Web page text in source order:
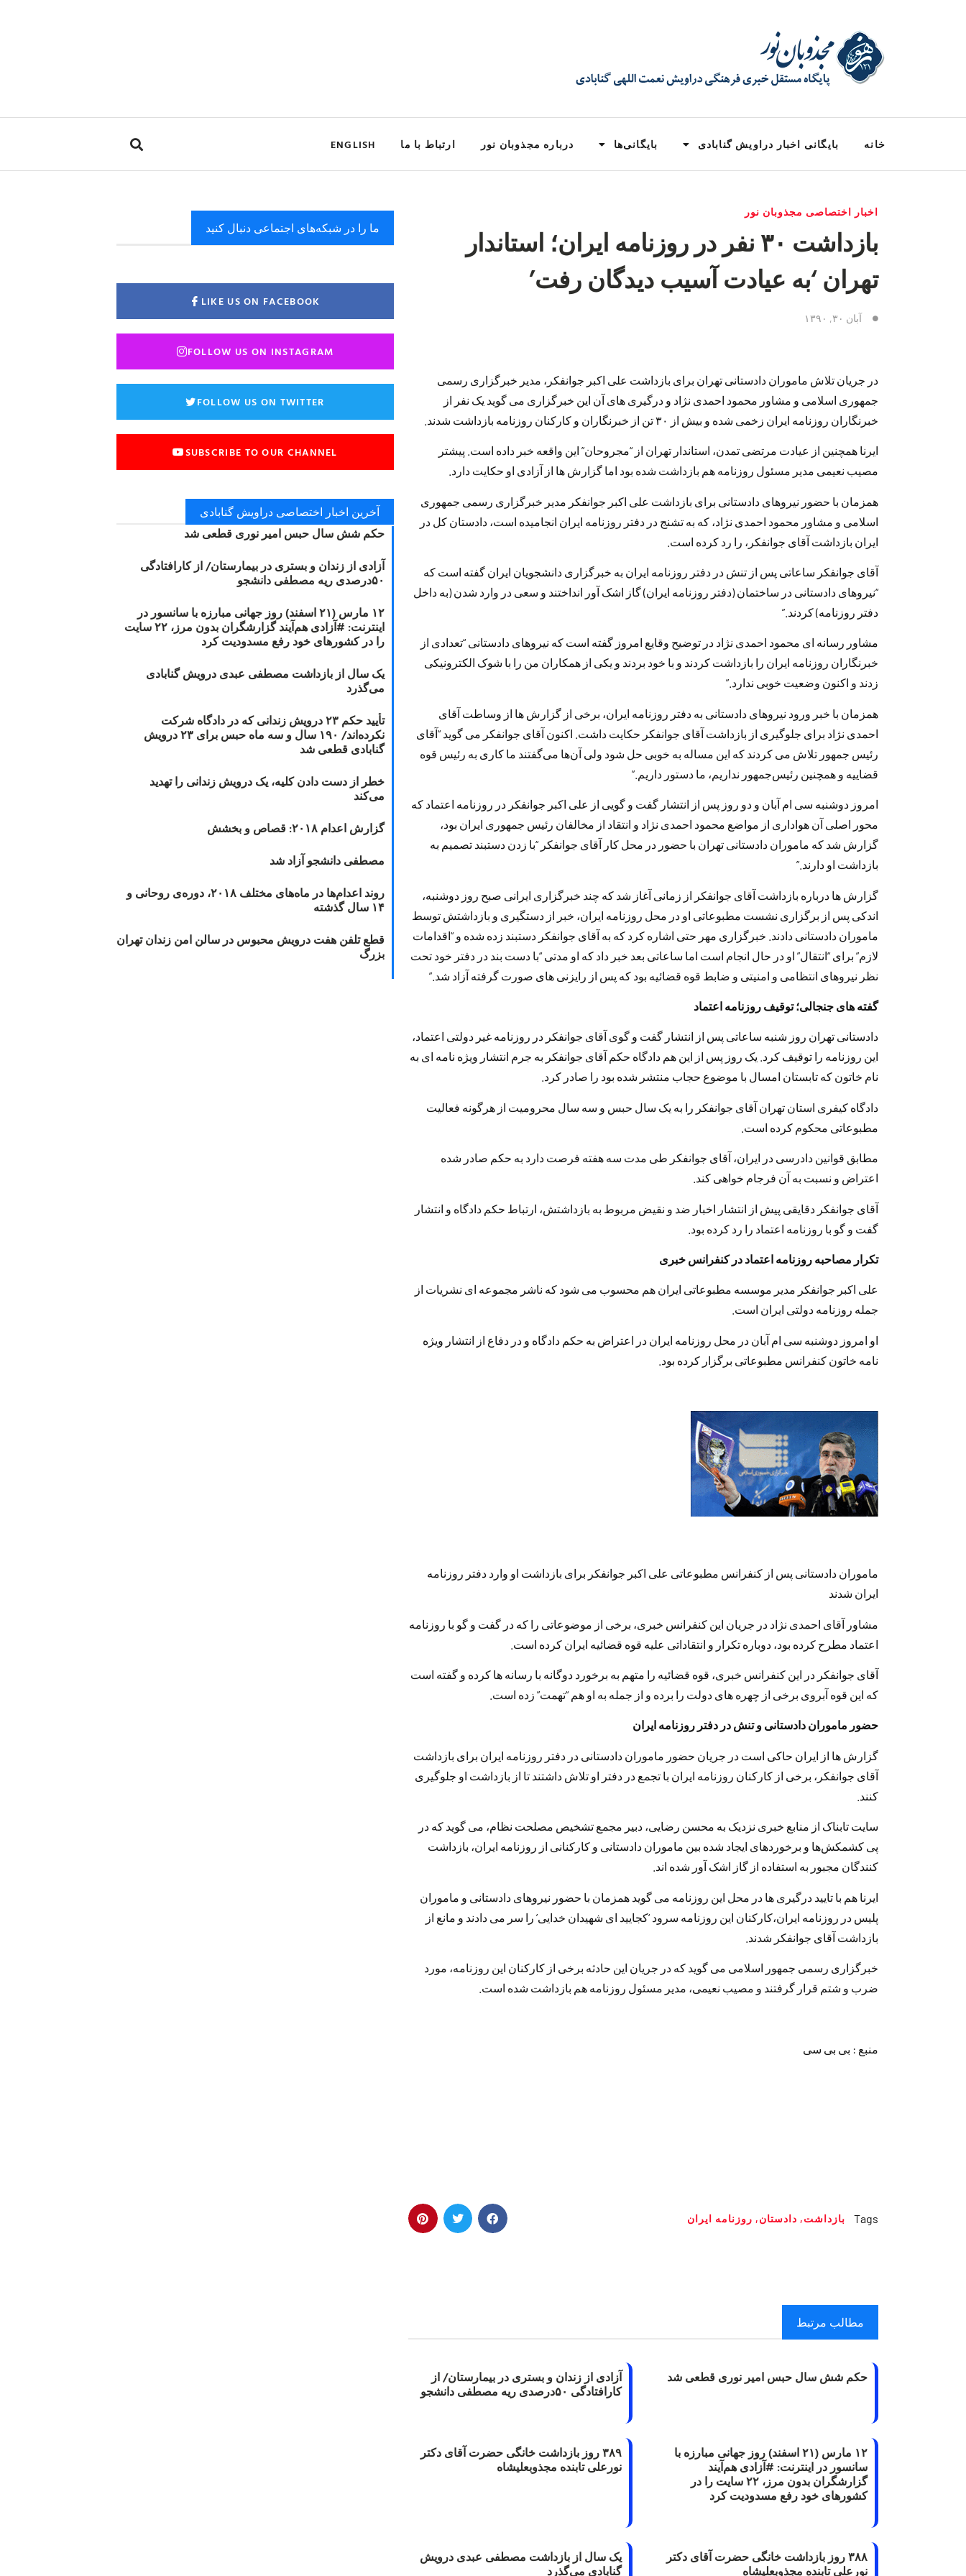
خانه بایگانی اخبار دراویش گنابادی بایگانی‌ها درباره مجذوبان نور ارتباط با ما ENGLISH
اخبار اختصاصی مجذوبان نور
بازداشت ۳۰ نفر در روزنامه ایران؛ استاندار
تهران ‘به عیادت آسیب دیدگان رفت’
آبان ۳۰, ۱۳۹۰
در جریان تلاش ماموران دادستانی تهران برای بازداشت علی اکبر جوانفکر، مدیر خبرگزاری رسمی
جمهوری اسلامی و مشاور محمود احمدی نژاد و درگیری های آن این خبرگزاری می گوید یک نفر از
خبرنگاران روزنامه ایران زخمی شده و بیش از ۳۰ تن از خبرنگاران و کارکنان روزنامه بازداشت شدند.
ایرنا همچنین از عیادت مرتضی تمدن، استاندار تهران از “مجروحان” این واقعه خبر داده است. پیشتر
مصیب نعیمی مدیر مسئول روزنامه هم بازداشت شده بود اما گزارش ها از آزادی او حکایت دارد.
همزمان با حضور نیروهای دادستانی برای بازداشت علی اکبر جوانفکر مدیر خبرگزاری رسمی جمهوری
اسلامی و مشاور محمود احمدی نژاد، که به تشنج در دفتر روزنامه ایران انجامیده است، دادستان کل در
ایران بازداشت آقای جوانفکر، را رد کرده است.
آقای جوانفکر ساعاتی پس از تنش در دفتر روزنامه ایران به خبرگزاری دانشجویان ایران گفته است که
“نیروهای دادستانی در ساختمان (دفتر روزنامه ایران) گاز اشک آور انداختند و سعی در وارد شدن (به داخل
دفتر روزنامه) کردند.”
مشاور رسانه ای محمود احمدی نژاد در توضیح وقایع امروز گفته است که نیروهای دادستانی “تعدادی از
خبرنگاران روزنامه ایران را بازداشت کردند و با خود بردند و یکی از همکاران من را با شوک الکترونیکی
زدند و اکنون وضعیت خوبی ندارد.”
همزمان با خبر ورود نیروهای دادستانی به دفتر روزنامه ایران، برخی از گزارش ها از وساطت آقای
احمدی نژاد برای جلوگیری از بازداشت آقای جوانفکر حکایت داشت. اکنون آقای جوانفکر می گوید “آقای
رئیس جمهور تلاش می کردند که این مساله به خوبی حل شود ولی آن‌ها می‌گفتند ما کاری به رئیس قوه
قضاییه و همچنین رئیس‌جمهور نداریم، ما دستور داریم.”
امروز دوشنبه سی ام آبان و دو روز پس از انتشار گفت و گویی از علی اکبر جوانفکر در روزنامه اعتماد که
محور اصلی آن هواداری از مواضع محمود احمدی نژاد و انتقاد از مخالفان رئیس جمهوری ایران بود،
گزارش شد که ماموران دادستانی تهران با حضور در محل کار آقای جوانفکر “با زدن دستبند تصمیم به
بازداشت او دارند.”
گزارش ها درباره بازداشت آقای جوانفکر از زمانی آغاز شد که چند خبرگزاری ایرانی صبح روز دوشنبه،
اندکی پس از برگزاری نشست مطبوعاتی او در محل روزنامه ایران، خبر از دستگیری و بازداشتش توسط
ماموران دادستانی دادند. خبرگزاری مهر حتی اشاره کرد که به آقای جوانفکر دستبند زده شده و “اقدامات
لازم” برای “انتقال” او در حال انجام است اما ساعاتی بعد خبر داد که او مدتی “با دست بند در دفتر خود تحت
نظر نیروهای انتظامی و امنیتی و ضابط قوه قضائیه بود که پس از رایزنی های صورت گرفته آزاد شد.”
گفته های جنجالی؛ توقیف روزنامه اعتماد
دادستانی تهران روز شنبه ساعاتی پس از انتشار گفت و گوی آقای جوانفکر در روزنامه غیر دولتی اعتماد،
این روزنامه را توقیف کرد. یک روز پس از این هم دادگاه حکم آقای جوانفکر به جرم انتشار ویژه نامه ای به
نام خاتون که تابستان امسال با موضوع حجاب منتشر شده بود را صادر کرد.
دادگاه کیفری استان تهران آقای جوانفکر را به یک سال حبس و سه سال محرومیت از هرگونه فعالیت
مطبوعاتی محکوم کرده است.
مطابق قوانین دادرسی در ایران، آقای جوانفکر طی مدت سه هفته فرصت دارد به حکم صادر شده
اعتراض و نسبت به آن فرجام خواهی کند.
آقای جوانفکر دقایقی پیش از انتشار اخبار ضد و نقیض مربوط به بازداشتش، ارتباط حکم دادگاه و انتشار
گفت و گو با روزنامه اعتماد را رد کرده بود.
تکرار مصاحبه روزنامه اعتماد در کنفرانس خبری
علی اکبر جوانفکر مدیر موسسه مطبوعاتی ایران هم محسوب می شود که ناشر مجموعه ای نشریات از
جمله روزنامه دولتی ایران است.
او امروز دوشنبه سی ام آبان در محل روزنامه ایران در اعتراض به حکم دادگاه و در دفاع از انتشار ویژه
نامه خاتون کنفرانس مطبوعاتی برگزار کرده بود.
ماموران دادستانی پس از کنفرانس مطبوعاتی علی اکبر جوانفکر برای بازداشت او وارد دفتر روزنامه
ایران شدند
مشاور آقای احمدی نژاد در جریان این کنفرانس خبری، برخی از موضوعاتی را که در گفت و گو با روزنامه
اعتماد مطرح کرده بود، دوباره تکرار و انتقاداتی علیه قوه قضائیه ایران کرده است.
آقای جوانفکر در این کنفرانس خبری، قوه قضائیه را متهم به برخورد دوگانه با رسانه ها کرده و گفته است
که این قوه آبروی برخی از چهره های دولت را برده و از جمله به او هم “تهمت” زده است.
حضور ماموران دادستانی و تنش در دفتر روزنامه ایران
گزارش ها از ایران حاکی است در جریان حضور ماموران دادستانی در دفتر روزنامه ایران برای بازداشت
آقای جوانفکر، برخی از کارکنان روزنامه ایران با تجمع در دفتر او تلاش داشتند تا از بازداشت او جلوگیری
کنند.
سایت تابناک از منابع خبری نزدیک به محسن رضایی، دبیر مجمع تشخیص مصلحت نظام، می گوید که در
پی کشمکش‌ها و برخوردهای ایجاد شده بین ماموران دادستانی و کارکنانی از روزنامه ایران، بازداشت
کنندگان مجبور به استفاده از گاز اشک آور شده اند.
ایرنا هم با تایید درگیری ها در محل این روزنامه می گوید همزمان با حضور نیروهای دادستانی و ماموران
پلیس در روزنامه ایران،کارکنان این روزنامه سرود ‘کجایید ای شهیدان خدایی’ را سر می دادند و مانع از
بازداشت آقای جوانفکر شدند.
خبرگزاری رسمی جمهور اسلامی می گوید که در جریان این حادثه برخی از کارکنان این روزنامه، مورد
ضرب و شتم قرار گرفتند و مصیب نعیمی، مدیر مسئول روزنامه هم بازداشت شده است.
منبع : بی بی سی
Tags بازداشت, دادستان, روزنامه ایران
مطالب مرتبط
حکم شش سال حبس امیر نوری قطعی شد
آزادی از زندان و بستری در بیمارستان/ از
کارافتادگی ۵۰درصدی ریه مصطفی دانشجو
۱۲ مارس (۲۱ اسفند) روز جهانی مبارزه با
سانسور در اینترنت: #آزادی هم‌آیند
گزارشگران‌ بدون مرز، ۲۲ سایت را در
کشورهای خود رفع مسدودیت کرد
۳۸۹ روز بازداشت خانگی حضرت آقای دکتر
نورعلی تابنده مجذوبعلیشاه
۳۸۸ روز بازداشت خانگی حضرت آقای دکتر
نورعلی تابنده مجذوبعلیشاه
یک سال از بازداشت مصطفی عبدی درویش
گنابادی می‌گذرد
ما را در شبکه‌های اجتماعی دنبال کنید
LIKE US ON FACEBOOK
FOLLOW US ON INSTAGRAM
FOLLOW US ON TWITTER
SUBSCRIBE TO OUR CHANNEL
آخرین اخبار اختصاصی دراویش گنابادی
حکم شش سال حبس امیر نوری قطعی شد
آزادی از زندان و بستری در بیمارستان/ از کارافتادگی
۵۰درصدی ریه مصطفی دانشجو
۱۲ مارس (۲۱ اسفند) روز جهانی مبارزه با سانسور در
اینترنت: #آزادی هم‌آیند گزارشگران‌ بدون مرز، ۲۲ سایت
را در کشورهای خود رفع مسدودیت کرد
یک سال از بازداشت مصطفی عبدی درویش گنابادی
می‌گذرد
تأیید حکم ۲۳ درویش زندانی که در دادگاه شرکت
نکرده‌اند/ ۱۹۰ سال و سه ماه حبس برای ۲۳ درویش
گنابادی قطعی شد
خطر از دست دادن کلیه، یک درویش زندانی را تهدید
می‌کند
گزارش اعدام ۲۰۱۸: قصاص و بخشش
مصطفی دانشجو آزاد شد
روند اعدام‌ها در ماه‌های مختلف ۲۰۱۸، دوره‌ی روحانی و
۱۴ سال گذشته
قطع تلفن هفت درویش محبوس در سالن امن زندان تهران
بزرگ